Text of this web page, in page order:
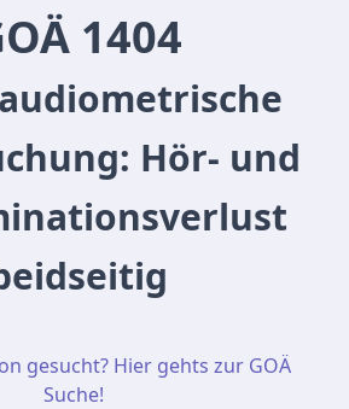
1404
Hör- und
gesucht? Hier gehts zur GOÄ
Suche!